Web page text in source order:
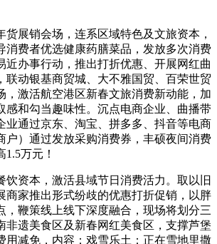
展销会场，连系区域特色及文旅资本，
消费者优选健康药膳菜品，发放多次消费
近办事行动，推出打折优惠、开展网红曲
联动银基商贸城、大不雅国贸、百荣世贸
，激活航空港区新春文旅消费新动能，加
感和勾当趣味性。沉点电商企业、曲播带
业通过京东、淘宝、拼多多、抖音等电商
户）通过发放采购消费券，丰硕夜间消费
万元！
资本，激活县域节日消费活力。取以旧
商家推出形式纷歧的优惠打折促销，以胖
，鞭策线上线下深度融合，现场将划分三
非遗美食区及新春网红美食区，支撑芦堡
用减免，内容：戏雪乐土：正在雪地里撒